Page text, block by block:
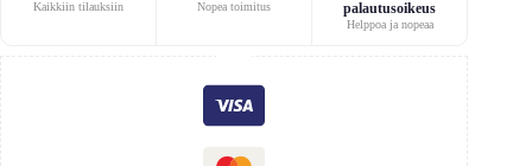
Kaikkiin tilauksiin Nopea toimitus
palautusoikeus
Helppoa ja nopeaa